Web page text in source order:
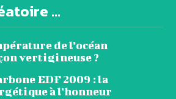
...
de l’océan
vertigineuse ?
EDF 2009 : la
à l’honneur